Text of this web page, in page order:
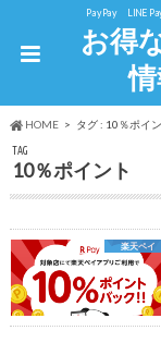
PayPay LINE
お得
HOME タグ : 10％ポイ
TAG
10％ポイント
楽天ペイ